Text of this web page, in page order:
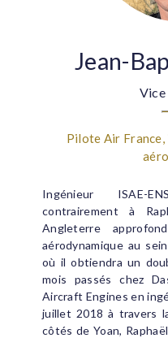
Jean-
Vice
Pilote Air
Ingénieur ISAE-
contrairement à
Angleterre
aérodynamique au
où il obtiendra un
mois passés chez
Aircraft Engines en
juillet 2018 à travers
côtés de Yoan,